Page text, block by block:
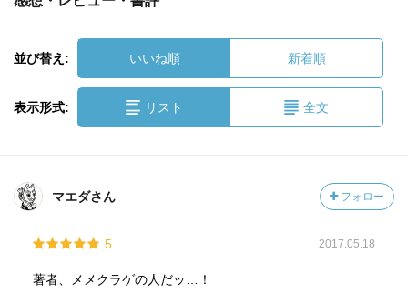
並び替え: いいね順 新着順
表示形式: リスト 全文
マエダさん フォロー
5 2017.05.18
著者、メメクラゲの人だッ…！